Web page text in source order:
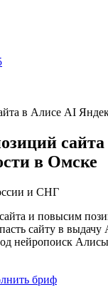
в Алисе AI
в Омске
и СНГ
и повысим
сайту в
нейропоиск
бриф